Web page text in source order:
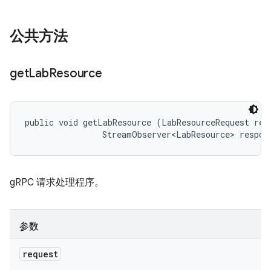
公共方法
getLabResource
public void getLabResource (LabResourceRequest
StreamObserver<LabResource>
gRPC 请求处理程序。
参数
request